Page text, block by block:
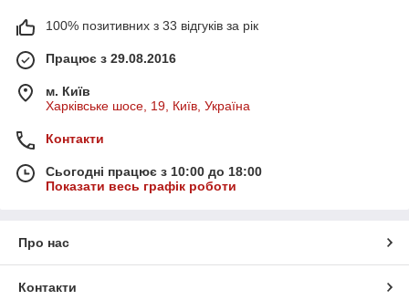
100% позитивних з 33 відгуків за рік
Працює з 29.08.2016
м. Київ
Харківське шосе, 19, Київ, Україна
Контакти
Сьогодні працює з 10:00 до 18:00
Показати весь графік роботи
Про нас
Контакти